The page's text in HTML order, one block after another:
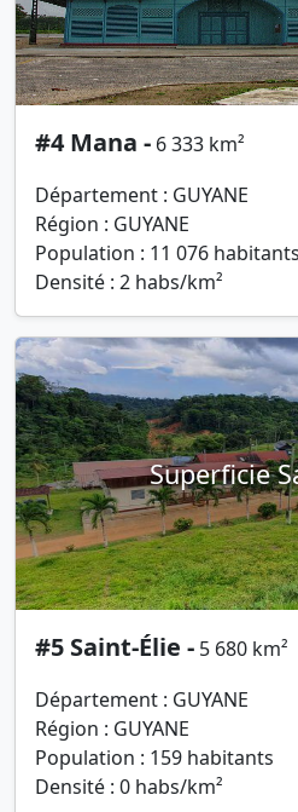
#4 Mana - 6 333 km²
Département : GUYANE
Région : GUYANE
Population : 11 076 habitants
Densité : 2 habs/km²
Superficie
#5 Saint-Élie - 5 680 km²
Département : GUYANE
Région : GUYANE
Population : 159 habitants
Densité : 0 habs/km²